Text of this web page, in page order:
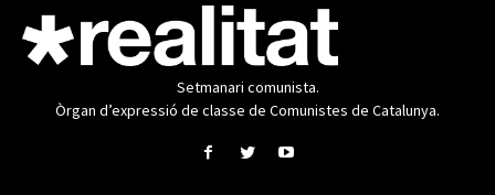
Setmanari comunista.
Òrgan d’expressió de classe de Comunistes de Catalunya.